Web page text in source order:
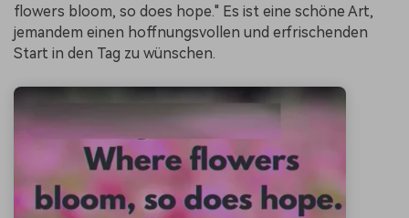
flowers bloom, so does hope." Es ist eine schöne Art,
jemandem einen hoffnungsvollen und erfrischenden
Start in den Tag zu wünschen.